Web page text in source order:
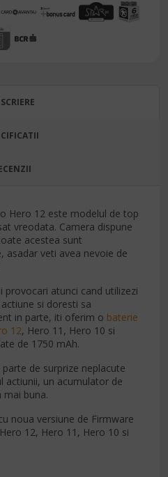
Hero 12 este modelul de top
vreodata. Camera dispune
acestea sunt
asadar veti avea nevoie de
provocari atunci cand utilizezi
si doresti sa
in parte, iti oferim o baterie
12, Hero 11, Hero 10 si
de 1750 mAh.
de surprize neplacute
actiunii, un acumulator de
mai buna.
noua versiune de Firmware
12, Hero 11, Hero 10 si